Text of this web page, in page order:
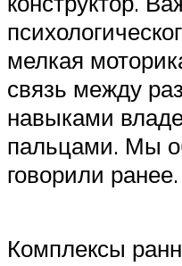
мелкая
связь между
навыками
пальцами. Мы
говорили ранее.
Комплексы